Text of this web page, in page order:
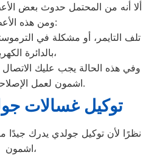
ألا أنه من المحتمل حدوث بعض
ومن هذه الأعطال:
تلف التايمر، أو مشكلة في
بالدائرة الكهربائية،
وفي هذه الحالة يجب عليك
اشمون لعمل الإصلاحات اللازمة.
توكيل غسالات
نظرًا لأن توكيل جولدي يدرك جيدًا
اشمون،